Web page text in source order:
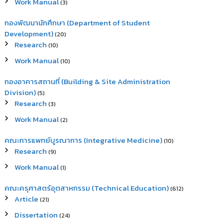
(3)
กองพัฒนานักศึกษา (Department of Student
Development)(20)
Research (10)
Work Manual(10)
กองอาคารสถานที่ (Building & Site Administration
Division)(5)
Research (3)
Work Manual(2)
คณะการแพทย์บูรณาการ (Integrative Medicine)(10)
Research (9)
Work Manual(1)
คณะครุศาสตร์อุตสาหกรรม (Technical Education)(612)
Article (21)
Dissertation (24)